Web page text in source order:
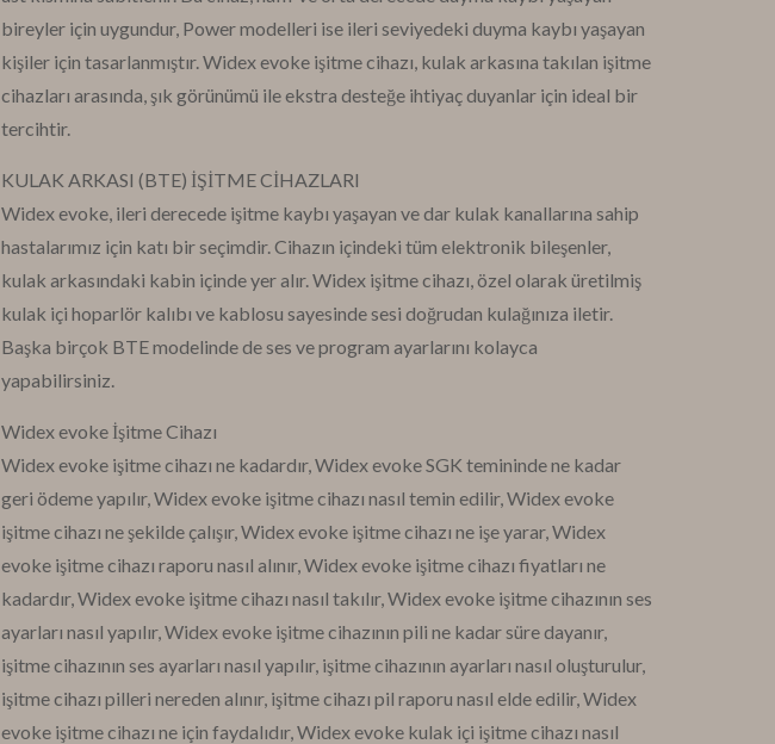
bireyler için uygundur, Power modelleri ise ileri seviyedeki duyma kaybı yaşayan
kişiler için tasarlanmıştır. Widex evoke işitme cihazı, kulak arkasına takılan işitme
cihazları arasında, şık görünümü ile ekstra desteğe ihtiyaç duyanlar için ideal bir
tercihtir.
KULAK ARKASI (BTE) İŞİTME CİHAZLARI
Widex evoke, ileri derecede işitme kaybı yaşayan ve dar kulak kanallarına sahip
hastalarımız için katı bir seçimdir. Cihazın içindeki tüm elektronik bileşenler,
kulak arkasındaki kabin içinde yer alır. Widex işitme cihazı, özel olarak üretilmiş
kulak içi hoparlör kalıbı ve kablosu sayesinde sesi doğrudan kulağınıza iletir.
Başka birçok BTE modelinde de ses ve program ayarlarını kolayca
yapabilirsiniz.
Widex evoke İşitme Cihazı
Widex evoke işitme cihazı ne kadardır, Widex evoke SGK temininde ne kadar
geri ödeme yapılır, Widex evoke işitme cihazı nasıl temin edilir, Widex evoke
işitme cihazı ne şekilde çalışır, Widex evoke işitme cihazı ne işe yarar, Widex
evoke işitme cihazı raporu nasıl alınır, Widex evoke işitme cihazı fiyatları ne
kadardır, Widex evoke işitme cihazı nasıl takılır, Widex evoke işitme cihazının ses
ayarları nasıl yapılır, Widex evoke işitme cihazının pili ne kadar süre dayanır,
işitme cihazının ses ayarları nasıl yapılır, işitme cihazının ayarları nasıl oluşturulur,
işitme cihazı pilleri nereden alınır, işitme cihazı pil raporu nasıl elde edilir, Widex
evoke işitme cihazı ne için faydalıdır, Widex evoke kulak içi işitme cihazı nasıl